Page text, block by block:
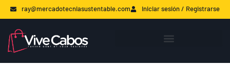
ray@mercadotecniasustentable.com Iniciar sesión / Registrarse